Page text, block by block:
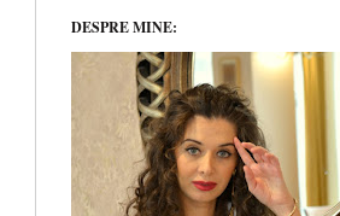
DESPRE MINE: